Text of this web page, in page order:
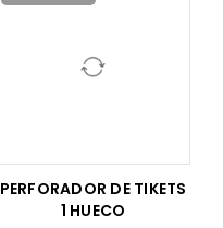
PERFORADOR DE TIKETS
1 HUECO